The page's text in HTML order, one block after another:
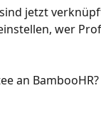
jetzt
wer
an BambooHR?